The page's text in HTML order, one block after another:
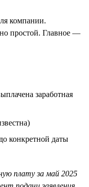
компании.
простой. Главное —
заработная
конкретной даты
плату за май 2025